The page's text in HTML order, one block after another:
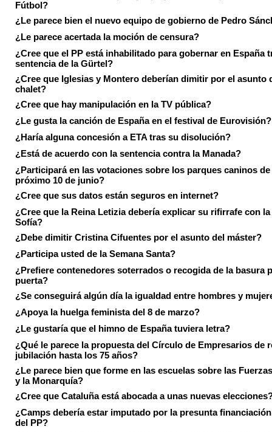
Fútbol?
¿Le parece bien el nuevo equipo de gobierno de Pedro
¿Le parece acertada la moción de censura?
¿Cree que el PP está inhabilitado para gobernar en España
sentencia de la Gürtel?
¿Cree que Iglesias y Montero deberían dimitir por el asunto
chalet?
¿Cree que hay manipulación en la TV pública?
¿Le gusta la canción de España en el festival de Eurovisión?
¿Haría alguna concesión a ETA tras su disolución?
¿Está de acuerdo con la sentencia contra la Manada?
¿Participará en las votaciones sobre los parques caninos de
próximo 10 de junio?
¿Cree que sus datos están seguros en internet?
¿Cree que la Reina Letizia debería explicar su rifirrafe con la
Sofía?
¿Debe dimitir Cristina Cifuentes por el asunto del máster?
¿Participa usted de la Semana Santa?
¿Prefiere contenedores soterrados o recogida de la basura
puerta?
¿Se conseguirá algún día la igualdad entre hombres y
¿Apoya la huelga feminista del 8 de marzo?
¿Le gustaría que el himno de España tuviera letra?
¿Qué le parece la propuesta del Círculo de Empresarios de
jubilación hasta los 75 años?
¿Le parece bien que forme en las escuelas sobre las
y la Monarquía?
¿Cree que Cataluña está abocada a unas nuevas
¿Camps debería estar imputado por la presunta
del PP?